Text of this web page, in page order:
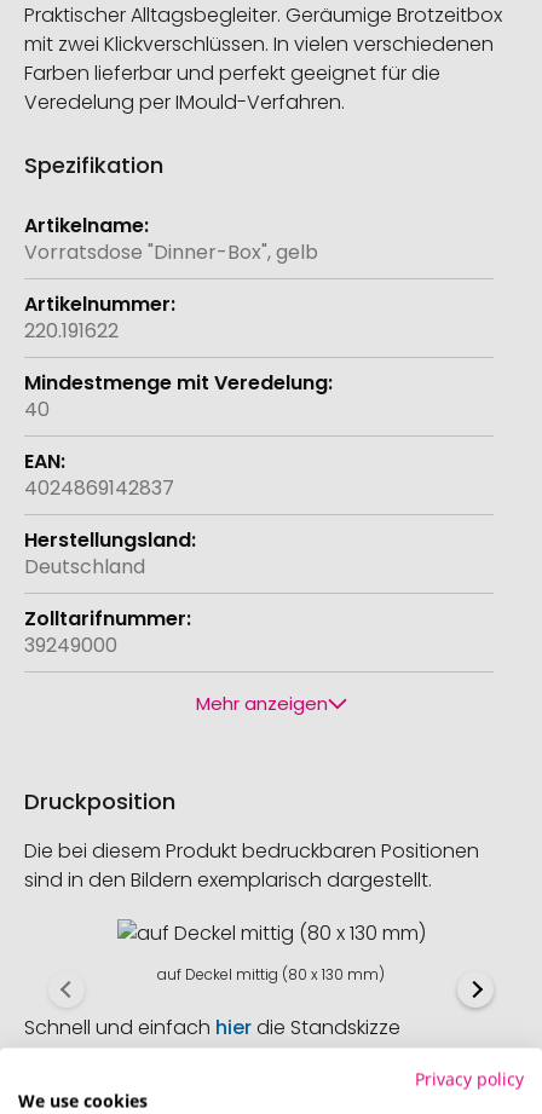
Praktischer Alltagsbegleiter. Geräumige Brotzeitbox
mit zwei Klickverschlüssen. In vielen verschiedenen
Farben lieferbar und perfekt geeignet für die
Veredelung per IMould-Verfahren.
Spezifikation
Weitere
Informationen
Vorratsdose "Dinner-Box", gelb
220.191622
40
4024869142837
Deutschland
39249000
Mehr anzeigen
Druckposition
Die bei diesem Produkt bedruckbaren Positionen
sind in den Bildern exemplarisch dargestellt.
auf Deckel mittig (80 x 130 mm)
Schnell und einfach hierdie Standskizze
herunterladen.
Privacy policy
We use cookies